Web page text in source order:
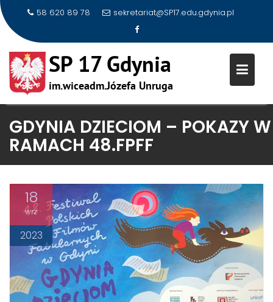
content
58 620 89 78 sekretariat@SP17.edu.gdynia.pl
GDYNIA DZIECIOM – POKAZY W
RAMACH 48.FPFF
18
wrz
2023